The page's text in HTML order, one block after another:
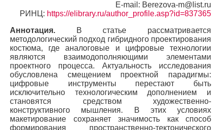
E-mail: Berezova-m@list.ru
РИНЦ: https://elibrary.ru/author_profile.asp?id=837365
Аннотация. В статье рассматривается
методологический подход гибридного проектирования
костюма, где аналоговые и цифровые технологии
являются взаимодополняющими элементами
проектного процесса. Актуальность исследования
обусловлена смещением проектной парадигмы:
цифровые инструменты перестают быть
исключительно технологическим дополнением и
становятся средством художественно-
конструктивного мышления. В этих условиях
макетирование сохраняет значимость как способ
формирования пространственно-тектонического